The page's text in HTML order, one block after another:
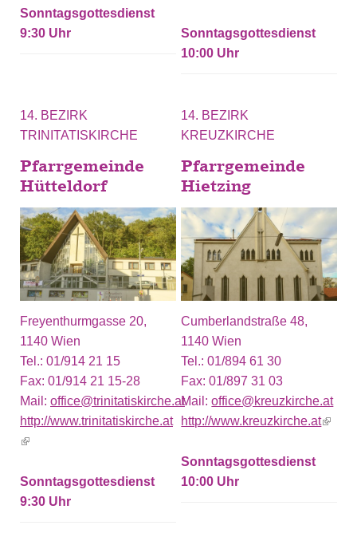
Sonntagsgottesdienst
9:30
Sonntagsgottesdienst
10:00
14. BEZIRK
TRINITATISKIRCHE
Pfarrgemeinde
Hütteldorf
Freyenthurmgasse 20,
1140 Wien
Tel.: 01/914 21 15
Fax: 01/914 21 15-28
Mail: office@trinitatiskirche.at
http://www.trinitatiskirche.at
(link is external)
Sonntagsgottesdienst
9:30
14. BEZIRK
KREUZKIRCHE
Pfarrgemeinde
Hietzing
Cumberlandstraße 48,
1140 Wien
Tel.:01/894 61 30
Fax:01/897 31 03
Mail:office@kreuzkirche.at
http://www.kreuzkirche.at(link
Sonntagsgottesdienst
10:00